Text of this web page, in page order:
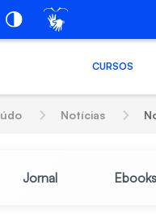
CURSOS
Notícias
Jornal Ebooks